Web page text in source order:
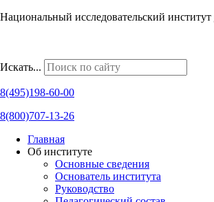
Национальный исследовательский
Искать...
8(495)198-60-00
8(800)707-13-26
Главная
Об институте
Основные сведения
Основатель института
Руководство